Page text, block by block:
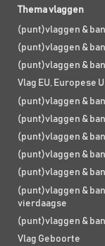
Thema vlaggen
(punt)vlaggen &
(punt)vlaggen &
(punt)vlaggen &
Vlag EU, Europese
(punt)vlaggen &
(punt)vlaggen &
(punt)vlaggen &
(punt)vlaggen &
(punt)vlaggen &
(punt)vlaggen &
vierdaagse
(punt)vlaggen &
Vlag Geboorte